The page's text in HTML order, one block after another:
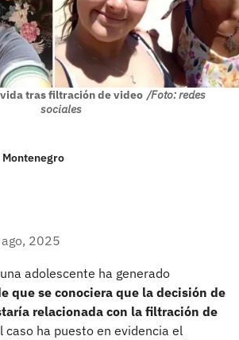
tras filtración de video /Foto: redes
sociales
2025
adolescente ha generado
que se conociera que la decisión de
relacionada con la filtración de
caso ha puesto en evidencia el